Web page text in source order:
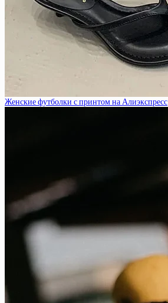
Женские футболки с принтом на Алиэкспресс